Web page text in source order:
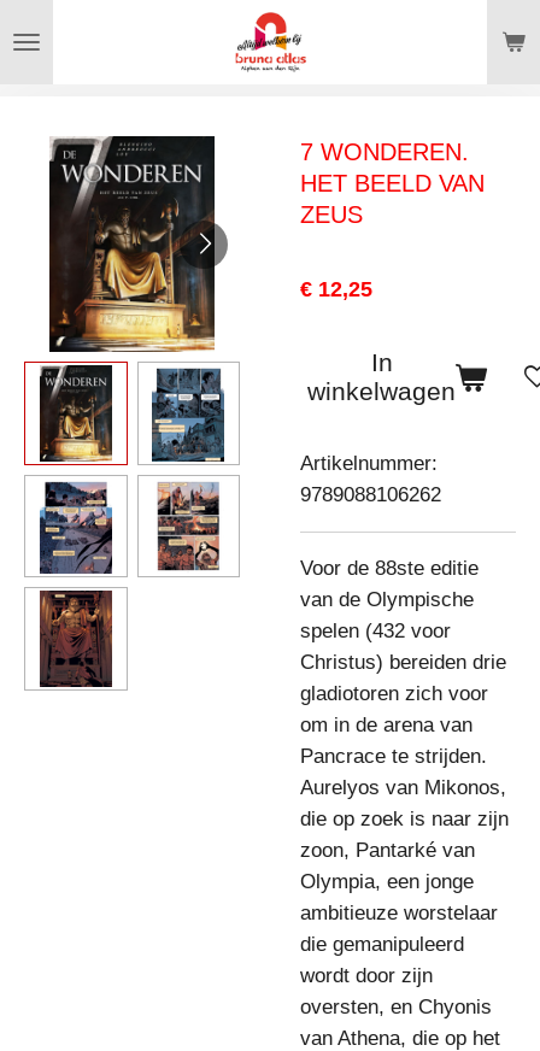
direct
hoofdinhoud
7 WONDEREN.
HET BEELD VAN
ZEUS
€ 12,25
In
winkelwagen
Artikelnummer:
9789088106262
Voor de 88ste editie
van de Olympische
spelen (432 voor
Christus) bereiden drie
gladiotoren zich voor
om in de arena van
Pancrace te strijden.
Aurelyos van Mikonos,
die op zoek is naar zijn
zoon, Pantarké van
Olympia, een jonge
ambitieuze worstelaar
die gemanipuleerd
wordt door zijn
oversten, en Chyonis
van Athena, die op het